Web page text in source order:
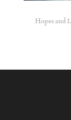
Hopes and